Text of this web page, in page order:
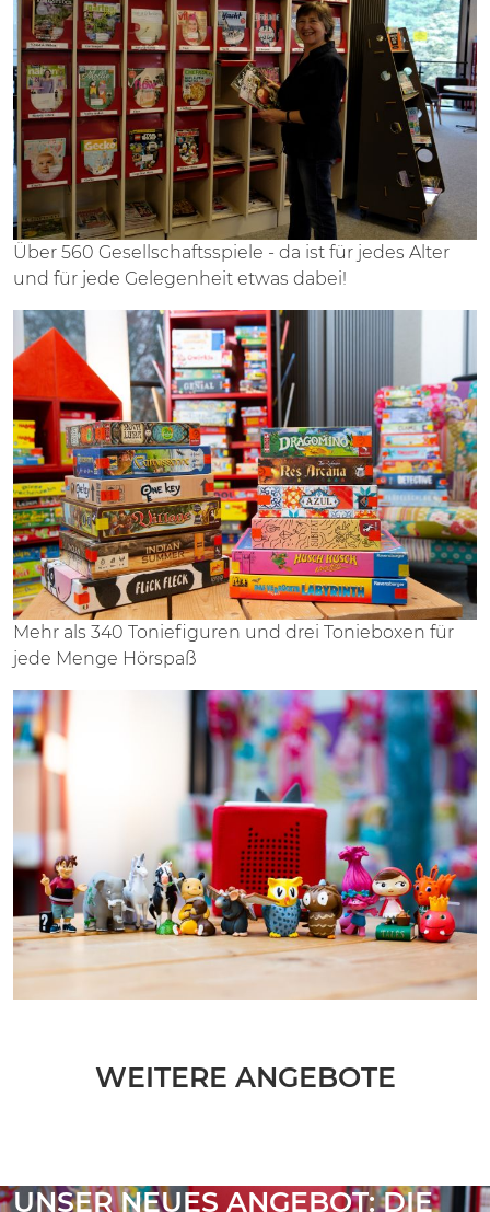
Über 560 Gesellschaftsspiele - da ist für jedes Alter
und für jede Gelegenheit etwas dabei!
Mehr als 340 Toniefiguren und drei Tonieboxen für
jede Menge Hörspaß
WEITERE ANGEBOTE
UNSER NEUES ANGEBOT: DIE